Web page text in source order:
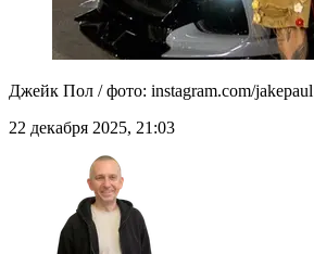
Джейк Пол / фото: instagram.com/jakepaul
22 декабря 2025, 21:03